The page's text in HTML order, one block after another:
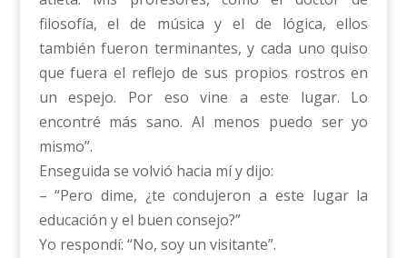
filosofía, el de música y el de lógica, ellos
también fueron terminantes, y cada uno quiso
que fuera el reflejo de sus propios rostros en
un espejo. Por eso vine a este lugar. Lo
encontré más sano. Al menos puedo ser yo
mismo”.
Enseguida se volvió hacia mí y dijo:
– “Pero dime, ¿te condujeron a este lugar la
educación y el buen consejo?”
Yo respondí: “No, soy un visitante”.